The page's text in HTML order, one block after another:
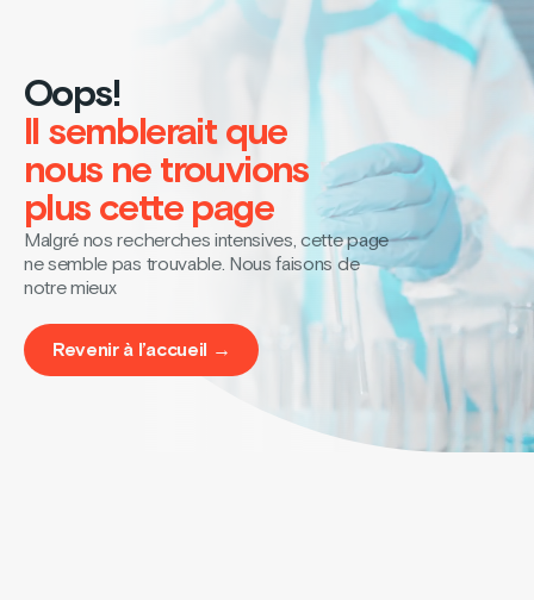
Oops!
Il semblerait que
nous ne trouvions
plus cette page
Malgré nos recherches intensives, cette page
ne semble pas trouvable. Nous faisons de
notre mieux
Revenir à l’accueil →